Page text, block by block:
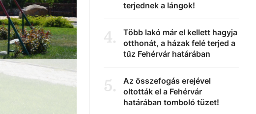
terjednek a lángok!
4.
Több lakó már el kellett hagyja
otthonát, a házak felé terjed a
tűz Fehérvár határában
5.
Az összefogás erejével
oltották el a Fehérvár
határában tomboló tüzet!